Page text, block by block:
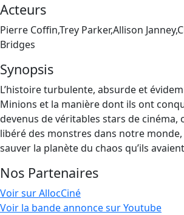
Acteurs
Pierre Coffin,Trey Parker,Allison
Bridges
Synopsis
L’histoire turbulente, absurde et
Minions et la manière dont ils ont
devenus de véritables stars de
libéré des monstres dans notre
sauver la planète du chaos qu’ils
Nos Partenaires
Voir sur AllocCiné
Voir la bande annonce sur Youtube